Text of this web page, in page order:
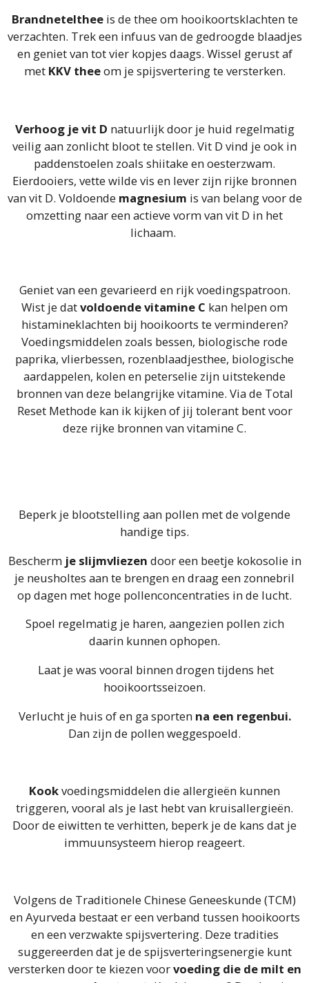
Brandneteltheeis de thee om hooikoortsklachten te
verzachten. Trek een infuus van de gedroogde blaadjes
en geniet van tot vier kopjes daags. Wissel gerust af
met KKV theeom je spijsvertering te versterken.
Verhoog je vit D natuurlijk door je huid regelmatig
veilig aan zonlicht bloot te stellen. Vit D vind je ook in
paddenstoelen zoals shiitake en oesterzwam.
Eierdooiers, vette wilde vis en lever zijn rijke bronnen
van vit D. Voldoende magnesium is van belang voor de
omzetting naar een actieve vorm van vit D in het
lichaam.
Geniet van een gevarieerd en rijk voedingspatroon.
Wist je datvoldoende vitamine C kan helpen om
histamineklachten bij hooikoorts te verminderen?
Voedingsmiddelen zoals bessen, biologische rode
paprika, vlierbessen, rozenblaadjesthee, biologische
aardappelen, kolen en peterselie zijn uitstekende
bronnen van deze belangrijke vitamine. Via de Total
Reset Methode kan ik kijken of jij tolerant bent voor
deze rijke bronnen van vitamine C.
Beperk je blootstelling aan pollen met de volgende
handige tips.
Bescherm je slijmvliezen door een beetje kokosolie in
je neusholtes aan te brengen en draag een zonnebril
op dagen met hoge pollenconcentraties in de lucht.
Spoel regelmatig je haren, aangezien pollen zich
daarin kunnen ophopen.
Laat je was vooral binnen drogen tijdens het
hooikoortsseizoen.
Verlucht je huis of en ga sporten na een regenbui.
Dan zijn de pollen weggespoeld.
Kookvoedingsmiddelen die allergieën kunnen
triggeren, vooral als je last hebt van kruisallergieën.
Door de eiwitten te verhitten, beperk je de kans dat je
immuunsysteem hierop reageert.
Volgens de Traditionele Chinese Geneeskunde (TCM)
en Ayurveda bestaat er een verband tussen hooikoorts
en een verzwakte spijsvertering. Deze tradities
suggereerden dat je de spijsverteringsenergie kunt
versterken door te kiezen voorvoeding die de milt en